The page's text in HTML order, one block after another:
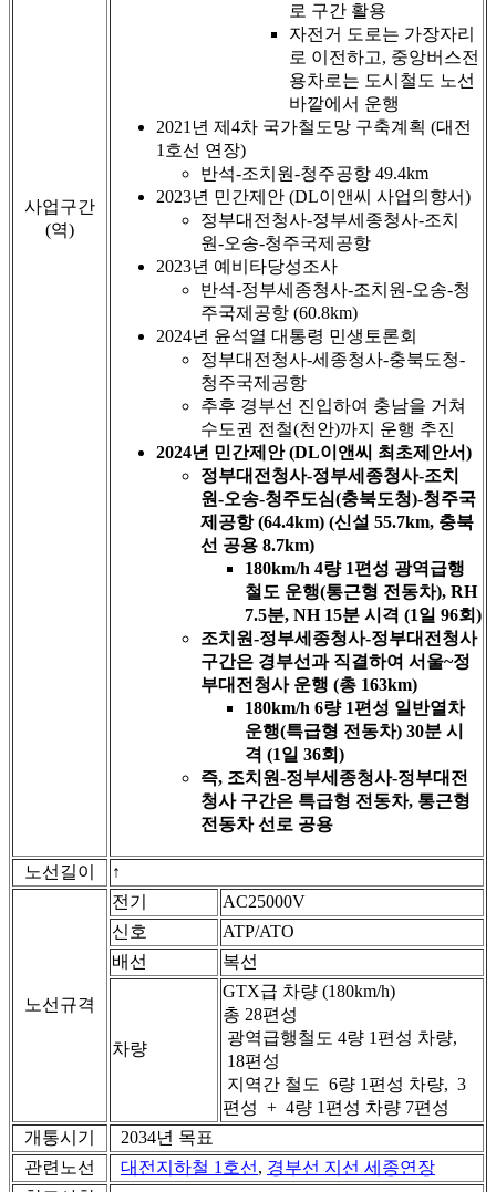
사업구간
(역)
로 구간 활용
자전거 도로는 가장자리
로 이전하고, 중앙버스전
용차로는 도시철도 노선
바깥에서 운행
2021년 제4차 국가철도망 구축계획 (대전
1호선 연장)
반석-조치원-청주공항 49.4km
2023년 민간제안 (DL이앤씨 사업의향서)
정부대전청사-정부세종청사-조치
원-오송-청주국제공항
2023년 예비타당성조사
반석-정부세종청사-조치원-오송-청
주국제공항 (60.8km)
2024년 윤석열 대통령 민생토론회
정부대전청사-세종청사-충북도청-
청주국제공항
추후 경부선 진입하여 충남을 거쳐
수도권 전철(천안)까지 운행 추진
2024년 민간제안 (DL이앤씨 최초제안서)
정부대전청사-정부세종청사-조치
원-오송-청주도심(충북도청)-청주국
제공항 (64.4km) (신설 55.7km, 충북
선 공용 8.7km)
180km/h 4량 1편성 광역급행
철도 운행(통근형 전동차), RH
7.5분, NH 15분 시격 (1일 96회)
조치원-정부세종청사-정부대전청사
구간은 경부선과 직결하여 서울~정
부대전청사 운행 (총 163km)
180km/h 6량 1편성 일반열차
운행(특급형 전동차) 30분 시
격 (1일 36회)
즉, 조치원-정부세종청사-정부대전
청사 구간은 특급형 전동차, 통근형
전동차 선로 공용
노선길이 ↑
노선규격
전기
AC25000V
신호
ATP/ATO
배선
복선
차량
GTX급 차량 (180km/h)
총 28편성
광역급행철도 4량 1편성 차량,
18편성
지역간 철도 6량 1편성 차량, 3
편성 + 4량 1편성 차량 7편성
개통시기
2034년 목표
관련노선
대전지하철 1호선 , 경부선 지선 세종연장